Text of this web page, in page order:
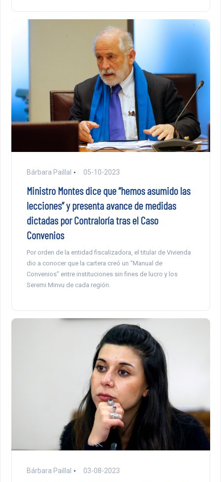
Bárbara Paillal 05-10-2023
Ministro Montes dice que “hemos asumido las
lecciones” y presenta avance de medidas
dictadas por Contraloría tras el Caso
Convenios
Por orden de la entidad fiscalizadora, el titular de Vivienda
dio a conocer que la cartera creó un “Manual de
Convenios” entre instituciones sin fines de lucro y los
Seremi Minvu de cada región.
Bárbara Paillal 03-08-2023